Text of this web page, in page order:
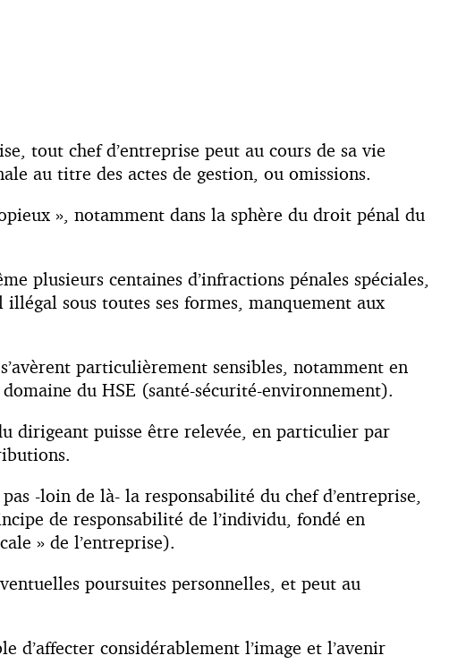
tout chef d’entreprise peut au cours de sa vie
au titre des actes de gestion, ou omissions.
», notamment dans la sphère du droit pénal du
plusieurs centaines d’infractions pénales spéciales,
sous toutes ses formes, manquement aux
particulièrement sensibles, notamment en
du HSE (santé-sécurité-environnement).
dirigeant puisse être relevée, en particulier par
-loin de là- la responsabilité du chef d’entreprise,
de responsabilité de l’individu, fondé en
» de l’entreprise).
poursuites personnelles, et peut au
d’affecter considérablement l’image et l’avenir